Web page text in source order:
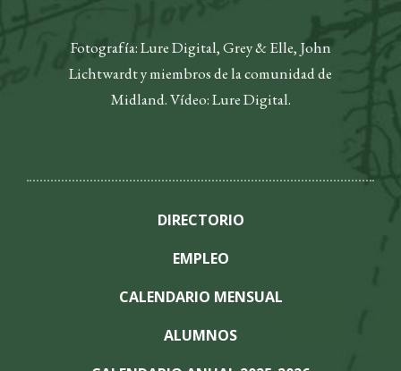
Fotografía: Lure Digital, Grey & Elle, John
Lichtwardt y miembros de la comunidad de
Midland. Vídeo: Lure Digital.
DIRECTORIO
EMPLEO
CALENDARIO MENSUAL
ALUMNOS